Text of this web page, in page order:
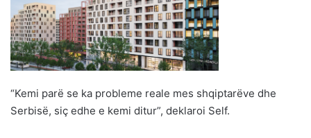
“Kemi parë se ka probleme reale mes shqiptarëve dhe
Serbisë, siç edhe e kemi ditur”, deklaroi Self.